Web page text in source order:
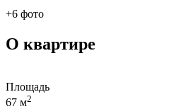
+6 фото
О квартире
Площадь
67 м2